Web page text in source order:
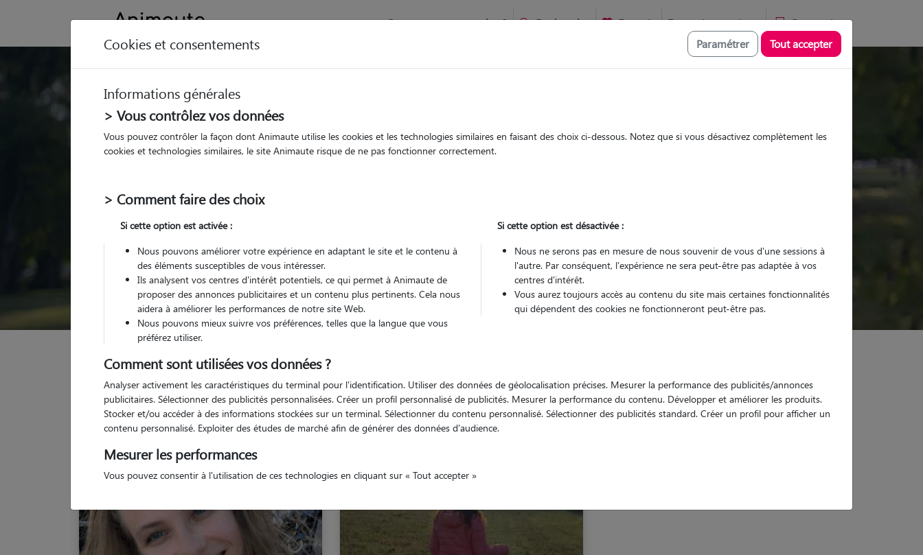
Comment ça marche ? Recherche Favoris Devenir pet sitter Connexion
Trouvez votre gardien idéal !
Parmi nospet sitters vérifiés chez le Pet Sitter
chez le Pet Sitter Visites
Visites
Pour quel animal ?
Trouver mon Pet Sitter
Garde animaux France Auvergne-Rhône-Alpes Isère
Nos cat sitters à La Mure
Cookies et consentements Paramétrer Tout accepter
Informations générales
> Vous contrôlez vos données
Vous pouvez contrôler la façon dont Animaute utilise les cookies et les technologies similaires en faisant des choix ci-dessous. Notez que si vous désactivez complètement les
cookies et technologies similaires, le site Animaute risque de ne pas fonctionner correctement.
> Comment faire des choix
Si cette option est activée :
Nous pouvons améliorer votre expérience en adaptant le site et le contenu à
des éléments susceptibles de vous intéresser.
Ils analysent vos centres d'intérêt potentiels, ce qui permet à Animaute de
proposer des annonces publicitaires et un contenu plus pertinents. Cela nous
aidera à améliorer les performances de notre site Web.
Nous pouvons mieux suivre vos préférences, telles que la langue que vous
préférez utiliser.
Si cette option est désactivée :
Nous ne serons pas en mesure de nous souvenir de vous d'une sessions à
l'autre. Par conséquent, l'expérience ne sera peut-être pas adaptée à vos
centres d'intérêt.
Vous aurez toujours accès au contenu du site mais certaines fonctionnalités
qui dépendent des cookies ne fonctionneront peut-être pas.
Comment sont utilisées vos données ?
Analyser activement les caractéristiques du terminal pour l'identification. Utiliser des données de géolocalisation précises. Mesurer la performance des publicités/annonces
publicitaires. Sélectionner des publicités personnalisées. Créer un profil personnalisé de publicités. Mesurer la performance du contenu. Développer et améliorer les produits.
Stocker et/ou accéder à des informations stockées sur un terminal. Sélectionner du contenu personnalisé. Sélectionner des publicités standard. Créer un profil pour afficher un
contenu personnalisé. Exploiter des études de marché afin de générer des données d'audience.
Mesurer les performances
Vous pouvez consentir à l'utilisation de ces technologies en cliquant sur « Tout accepter »